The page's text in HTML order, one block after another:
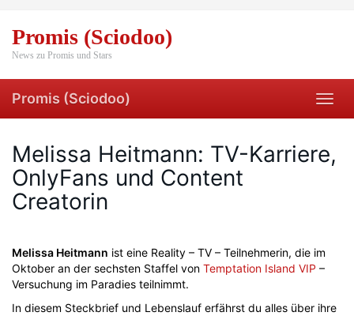
main
content
Promis (Sciodoo)
News zu Promis und Stars
Promis (Sciodoo)
Melissa Heitmann: TV-Karriere,
OnlyFans und Content
Creatorin
Melissa Heitmann ist eine Reality – TV – Teilnehmerin, die im
Oktober an der sechsten Staffel von Temptation Island VIP –
Versuchung im Paradies teilnimmt.
In diesem Steckbrief und Lebenslauf erfährst du alles über ihre